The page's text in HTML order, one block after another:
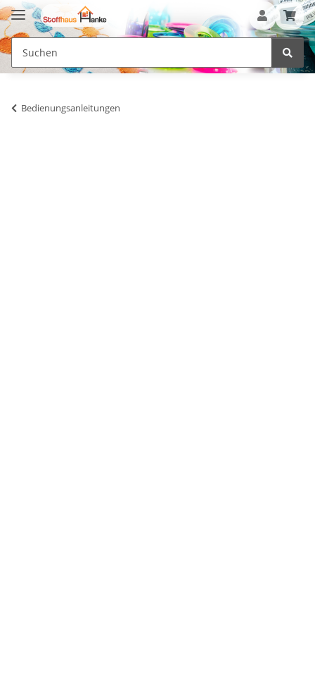
Bedienungsanleitungen